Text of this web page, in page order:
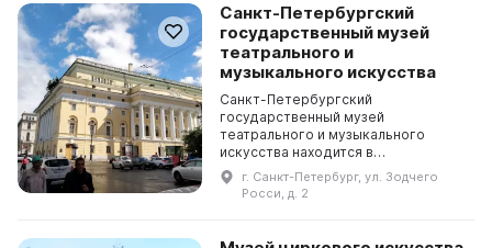
Санкт-Петербургский
государственный музей
театрального и
музыкального искусства
Санкт-Петербургский
государственный музей
театрального и музыкального
искусства находится в
историческом центре города, в
здании, входящем в
Александринский ансамбль,
Росси....
г. Санкт-Петербург, ул. Зодчего
Росси, д. 2